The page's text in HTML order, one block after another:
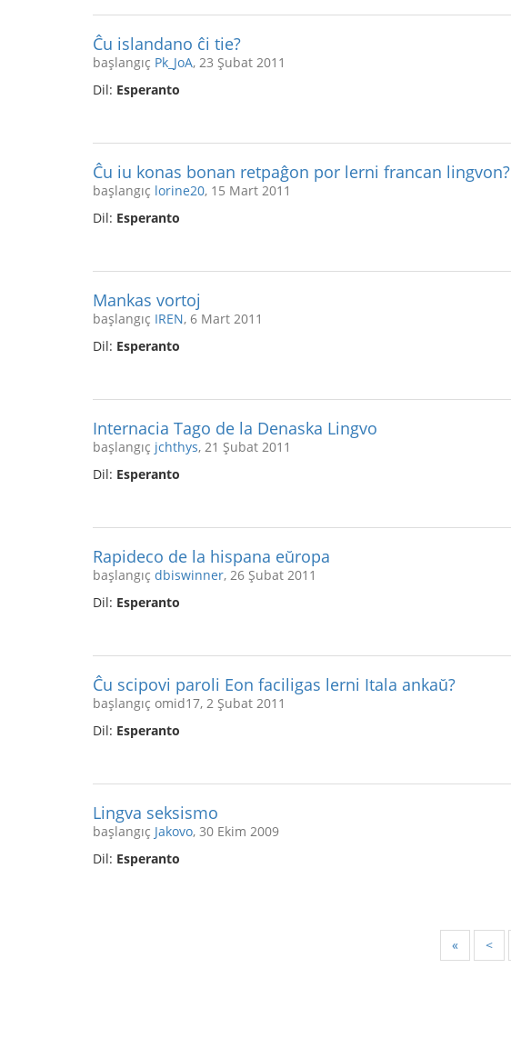
Ĉu islandano ĉi tie?
başlangıç Pk_JoA, 23 Şubat 2011
Dil: Esperanto
Ĉu iu konas bonan retpaĝon por lerni francan lingvon?
başlangıç lorine20, 15 Mart 2011
Dil: Esperanto
Mankas vortoj
başlangıç IREN, 6 Mart 2011
Dil: Esperanto
Internacia Tago de la Denaska Lingvo
başlangıç jchthys, 21 Şubat 2011
Dil: Esperanto
Rapideco de la hispana eŭropa
başlangıç dbiswinner, 26 Şubat 2011
Dil: Esperanto
Ĉu scipovi paroli Eon faciligas lerni Itala ankaŭ?
başlangıç omid17, 2 Şubat 2011
Dil: Esperanto
Lingva seksismo
başlangıç Jakovo, 30 Ekim 2009
Dil: Esperanto
« <